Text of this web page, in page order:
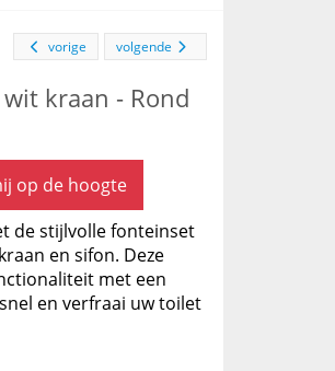
volgende
vorige
kraan - Rond
op de hoogte
de stijlvolle fonteinset
en sifon. Deze
met een
en verfraai uw toilet